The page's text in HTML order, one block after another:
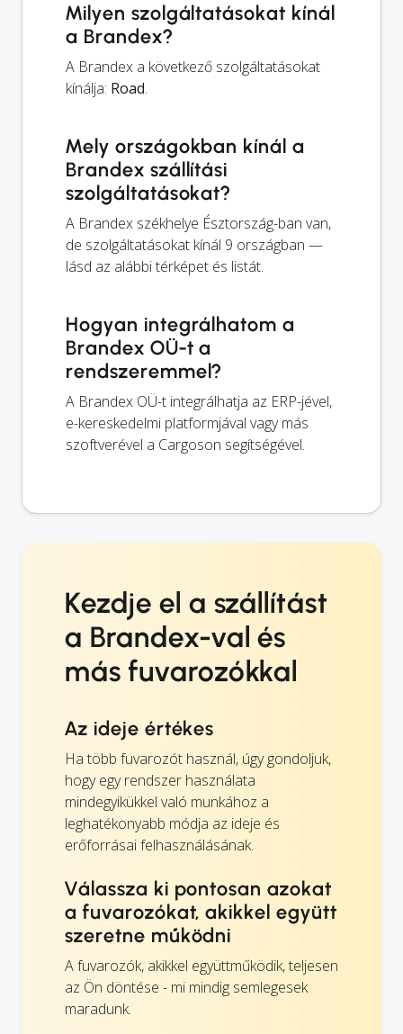
Milyen szolgáltatásokat kínál
a Brandex?
A Brandex a következő szolgáltatásokat
kínálja: Road.
Mely országokban kínál a
Brandex szállítási
szolgáltatásokat?
A Brandex székhelye Észtország-ban van,
de szolgáltatásokat kínál 9 országban —
lásd az alábbi térképet és listát.
Hogyan integrálhatom a
Brandex OÜ-t a
rendszeremmel?
A Brandex OÜ-t integrálhatja az ERP-jével,
e-kereskedelmi platformjával vagy más
szoftverével a Cargoson segítségével.
Kezdje el a szállítást
a Brandex-val és
más fuvarozókkal
Az ideje értékes
Ha több fuvarozót használ, úgy gondoljuk,
hogy egy rendszer használata
mindegyikükkel való munkához a
leghatékonyabb módja az ideje és
erőforrásai felhasználásának.
Válassza ki pontosan azokat
a fuvarozókat, akikkel együtt
szeretne működni
A fuvarozók, akikkel együttműködik, teljesen
az Ön döntése - mi mindig semlegesek
maradunk.